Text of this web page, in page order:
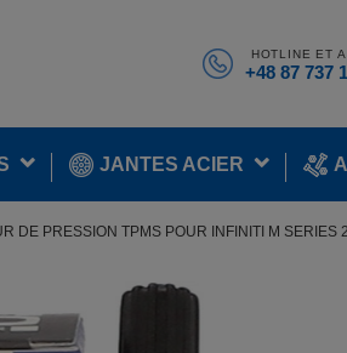
HOTLINE ET
+48 87 737
JANTES ACIER
DE PRESSION TPMS POUR INFINITI M